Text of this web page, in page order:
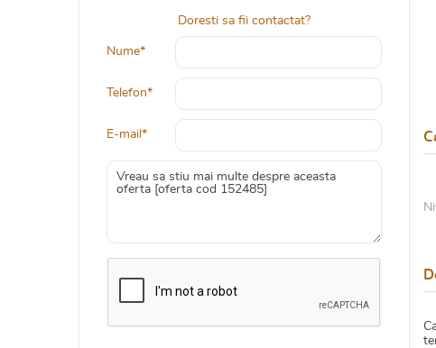
Doresti sa fii contactat?
Nume*
Telefon*
E-mail*